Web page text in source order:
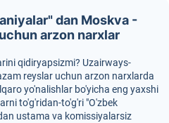
dan Moskva -
arzon narxlar
qidiryapsizmi? Uzairways-
reyslar uchun arzon narxlarda
yo'nalishlar bo'yicha eng yaxshi
to'g'ridan-to'g'ri "O'zbek
ustama va komissiyalarsiz